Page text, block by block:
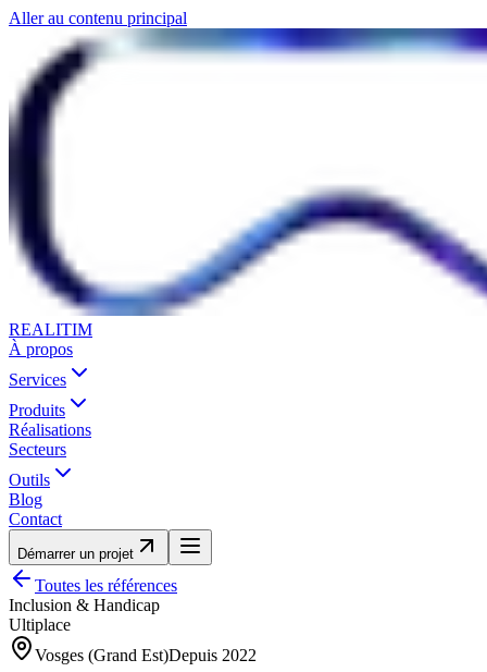
Aller au contenu principal
REALITIM
À propos
Services
Produits
Réalisations
Secteurs
Outils
Blog
Contact
Démarrer un projet
Toutes les références
Inclusion & Handicap
Ultiplace
Vosges (Grand Est)Depuis 2022